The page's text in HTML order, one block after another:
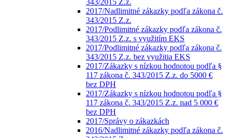
2017/Nadlimitné zákazky podľa zákona č.
343/2015 Z.z.
2017/Podlimitné zákazky podľa zákona č.
343/2015 Z.z. s využitím EKS
2017/Podlimitné zákazky podľa zákona č.
343/2015 Z.z. bez využitia EKS
2017/Zákazky s nízkou hodnotou podľa §
117 zákona č. 343/2015 Z.z. do 5000 €
bez DPH
2017/Zákazky s nízkou hodnotou podľa §
117 zákona č. 343/2015 Z.z. nad 5 000 €
bez DPH
2017/Správy o zákazkách
2016/Nadlimitné zákazky podľa zákona č.